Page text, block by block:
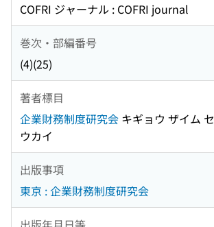
COFRI ジャーナル : COFRI journal
巻次・部編番号
(4)(25)
著者標目
企業財務制度研究会 キギョウ ザイム
ウカイ
出版事項
東京 : 企業財務制度研究会